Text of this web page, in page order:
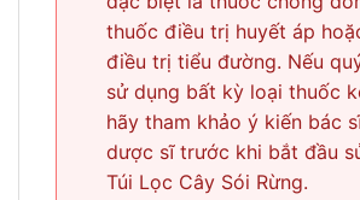
thuốc điều trị huyết áp
điều trị tiểu đường. Nếu
sử dụng bất kỳ loại thuốc
hãy tham khảo ý kiến bác
dược sĩ trước khi bắt đầu
Túi Lọc Cây Sói Rừng.